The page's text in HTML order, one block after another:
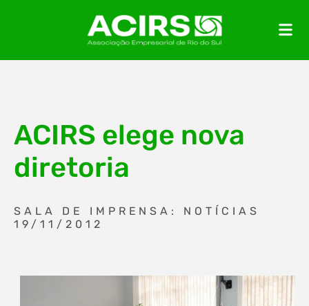
ACIRS elege nova
diretoria
SALA DE IMPRENSA: NOTÍCIAS
19/11/2012